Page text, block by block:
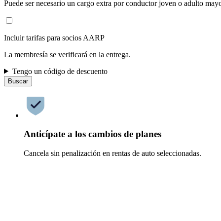
Puede ser necesario un cargo extra por conductor joven o adulto
Incluir tarifas para socios AARP
La membresía se verificará en la entrega.
Tengo un código de descuento
Buscar
Anticípate a los cambios de planes
Cancela sin penalización en rentas de auto seleccionadas.